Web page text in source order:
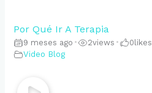
Por Qué Ir A Terapia
9 meses ago • 2views • 0likes
Video Blog